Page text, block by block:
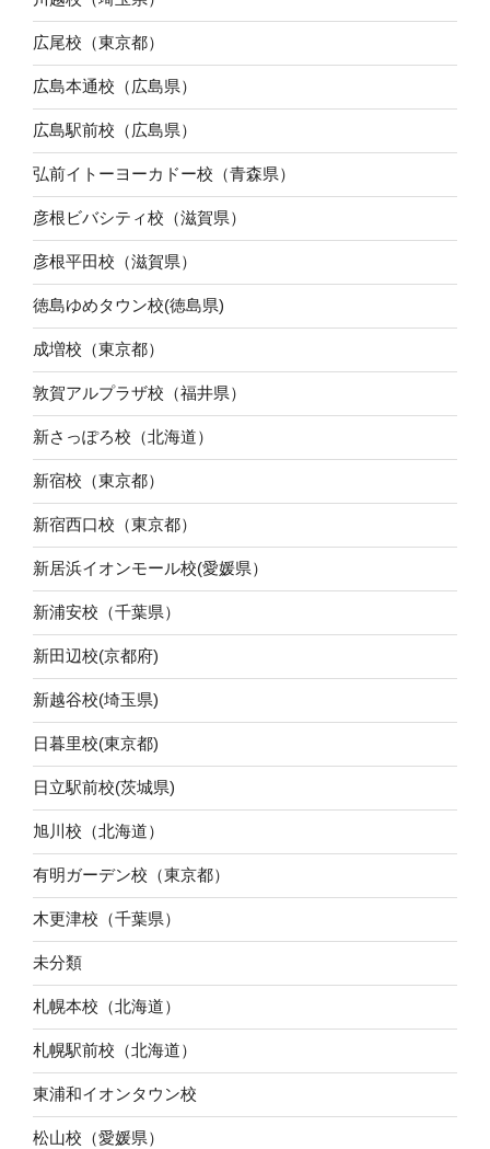
広尾校（東京都）
広島本通校（広島県）
広島駅前校（広島県）
弘前イトーヨーカドー校（青森県）
彦根ビバシティ校（滋賀県）
彦根平田校（滋賀県）
徳島ゆめタウン校(徳島県)
成増校（東京都）
敦賀アルプラザ校（福井県）
新さっぽろ校（北海道）
新宿校（東京都）
新宿西口校（東京都）
新居浜イオンモール校(愛媛県）
新浦安校（千葉県）
新田辺校(京都府)
新越谷校(埼玉県)
日暮里校(東京都)
日立駅前校(茨城県)
旭川校（北海道）
有明ガーデン校（東京都）
木更津校（千葉県）
未分類
札幌本校（北海道）
札幌駅前校（北海道）
東浦和イオンタウン校
松山校（愛媛県）